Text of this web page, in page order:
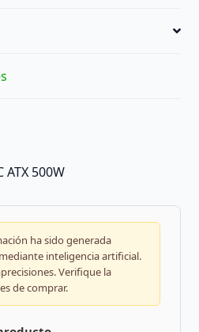
500W
ha sido generada
inteligencia artificial.
Verifique la
de comprar.